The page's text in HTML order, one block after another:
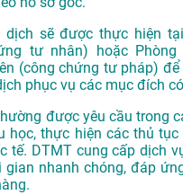
dịch sẽ được thực hiện
tư nhân) hoặc
(công chứng tư pháp)
phục vụ các mục đích
được yêu cầu trong
học, thực hiện các thủ tục
tế. DTMT cung cấp dịch
gian nhanh chóng, đáp